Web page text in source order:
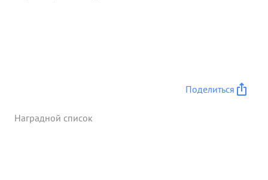
Поделиться
Наградной список